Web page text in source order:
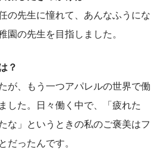
の先生に憧れて、あんなふうにな
園の先生を目指しました。
？
が、もう一つアパレルの世界で働
した。日々働く中で、「疲れた
な」というときの私のご褒美はフ
だったんです。